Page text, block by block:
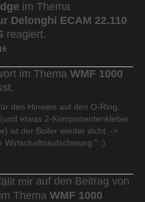
im Thema
Delonghi ECAM 22.110
reagiert.
im Thema WMF 1000
den Hinweis auf den O-Ring.
etwas 2-Komponentenkleber
ist der Boiler wieder dicht. ->
Wirtschaftsaufschwung." :)
auf den Beitrag von
im Thema WMF 1000